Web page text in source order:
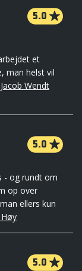
5.0
et
man helst vil
Jacob Wendt
5.0
- og rundt om
op over
ellers kun
5.0